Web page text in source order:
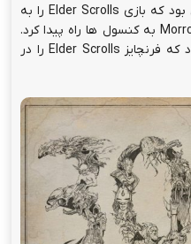
بازی Daggerfall یکی از عنوان هایی بود که بازی Elder Scrolls را به
دنیا معرفی کرد. پس از مدتی Morrowind به کنسول ها راه پیدا کرد.
در نهایت این عرضه بازی Arena بود که فرنچایز Elder Scrolls را در